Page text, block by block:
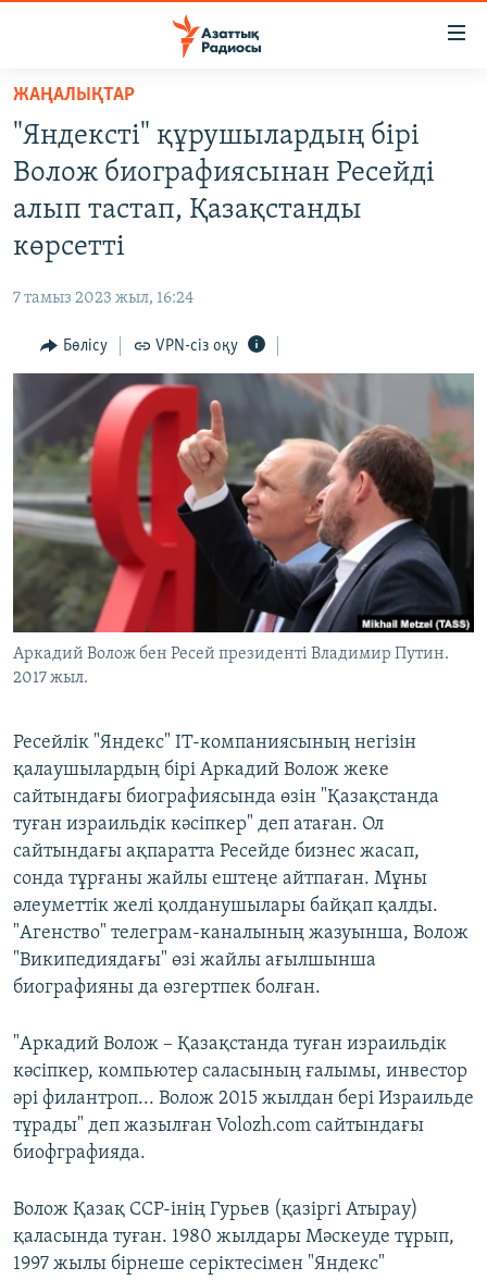
Skip
main
content
to
main
Skip
Search
ЖАҢАЛЫҚТАР
САЯСАТ
ҚАҢТАР ОҚИҒАСЫ
ӘЛЕМ
АРНАЙЫ ЖОБАЛАР
Русский
ЖАЗЫЛЫҢЫЗ
Басқа тілдерде
ЖАҢАЛЫҚТАР
"Яндексті" құрушылардың бірі
Волож биографиясынан Ресейді
алып тастап, Қазақстанды
көрсетті
7 тамыз 2023 жыл, 16:24
Бөлісу VPN-сіз оқу
Аркадий Волож бен Ресей президенті Владимир Путин.
2017 жыл.
Ресейлік "Яндекс" IT-компаниясының негізін
қалаушылардың бірі Аркадий Волож жеке
сайтындағы биографиясында өзін "Қазақстанда
туған израильдік кәсіпкер" деп атаған. Ол
сайтындағы ақпаратта Ресейде бизнес жасап,
сонда тұрғаны жайлы ештеңе айтпаған. Мұны
әлеуметтік желі қолданушылары байқап қалды.
"Агенство" телеграм-каналының жазуынша, Волож
"Википедиядағы" өзі жайлы ағылшынша
биографияны да өзгертпек болған.
"Аркадий Волож – Қазақстанда туған израильдік
кәсіпкер, компьютер саласының ғалымы, инвестор
әрі филантроп... Волож 2015 жылдан бері Израильде
тұрады" деп жазылған Volozh.com сайтындағы
биофграфияда.
Волож Қазақ ССР-інің Гурьев (қазіргі Атырау)
қаласында туған. 1980 жылдары Мәскеуде тұрып,
1997 жылы бірнеше серіктесімен "Яндекс"